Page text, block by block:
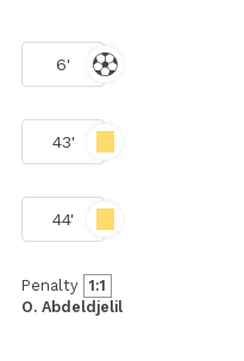
6'
43'
44'
Penalty 1:1
O. Abdeldjelil